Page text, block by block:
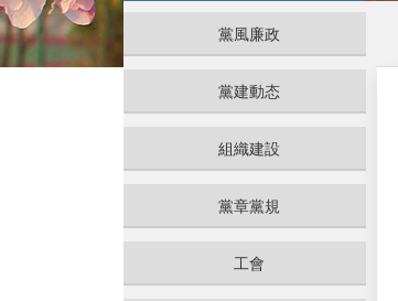
黨風廉政
黨建動态
組織建設
黨章黨規
工會